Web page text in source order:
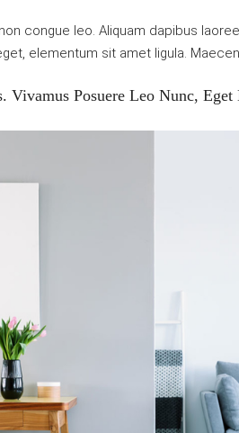
congue leo. Aliquam dapibus
elementum sit amet ligula.
Vivamus Posuere Leo Nunc,